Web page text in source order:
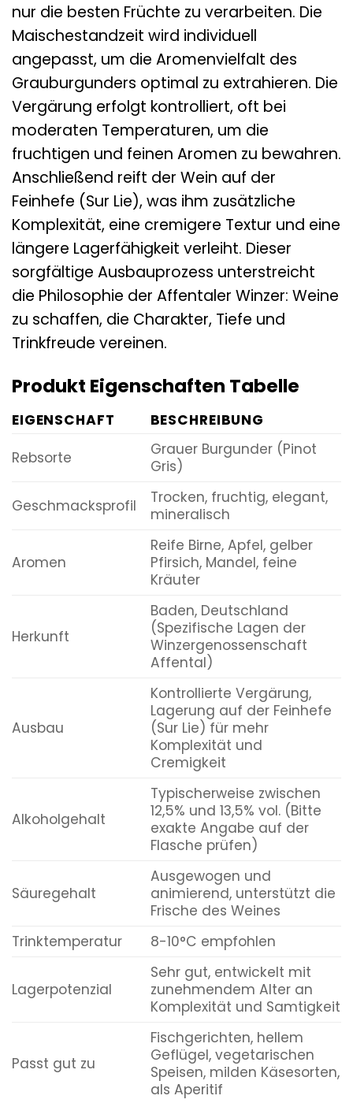
nur die besten Früchte zu verarbeiten. Die
Maischestandzeit wird individuell
angepasst, um die Aromenvielfalt des
Grauburgunders optimal zu extrahieren. Die
Vergärung erfolgt kontrolliert, oft bei
moderaten Temperaturen, um die
fruchtigen und feinen Aromen zu bewahren.
Anschließend reift der Wein auf der
Feinhefe (Sur Lie), was ihm zusätzliche
Komplexität, eine cremigere Textur und eine
längere Lagerfähigkeit verleiht. Dieser
sorgfältige Ausbauprozess unterstreicht
die Philosophie der Affentaler Winzer: Weine
zu schaffen, die Charakter, Tiefe und
Trinkfreude vereinen.
Produkt Eigenschaften Tabelle
EIGENSCHAFT
BESCHREIBUNG
Rebsorte
Grauer Burgunder (Pinot
Gris)
Geschmacksprofil
Trocken, fruchtig, elegant,
mineralisch
Aromen
Reife Birne, Apfel, gelber
Pfirsich, Mandel, feine
Kräuter
Herkunft
Baden, Deutschland
(Spezifische Lagen der
Winzergenossenschaft
Affental)
Ausbau
Kontrollierte Vergärung,
Lagerung auf der Feinhefe
(Sur Lie) für mehr
Komplexität und
Cremigkeit
Alkoholgehalt
Typischerweise zwischen
12,5% und 13,5% vol. (Bitte
exakte Angabe auf der
Flasche prüfen)
Säuregehalt
Ausgewogen und
animierend, unterstützt die
Frische des Weines
Trinktemperatur
8-10°C empfohlen
Lagerpotenzial
Sehr gut, entwickelt mit
zunehmendem Alter an
Komplexität und Samtigkeit
Passt gut zu
Fischgerichten, hellem
Geflügel, vegetarischen
Speisen, milden Käsesorten,
als Aperitif